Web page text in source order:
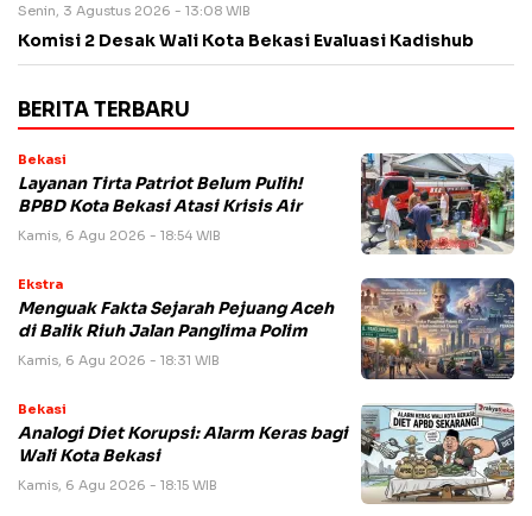
Senin, 3 Agustus 2026 - 13:08 WIB
Komisi 2 Desak Wali Kota Bekasi Evaluasi Kadishub
BERITA TERBARU
Bekasi
Layanan Tirta Patriot Belum Pulih!
BPBD Kota Bekasi Atasi Krisis Air
Kamis, 6 Agu 2026 - 18:54 WIB
Ekstra
Menguak Fakta Sejarah Pejuang Aceh
di Balik Riuh Jalan Panglima Polim
Kamis, 6 Agu 2026 - 18:31 WIB
Bekasi
Analogi Diet Korupsi: Alarm Keras bagi
Wali Kota Bekasi
Kamis, 6 Agu 2026 - 18:15 WIB